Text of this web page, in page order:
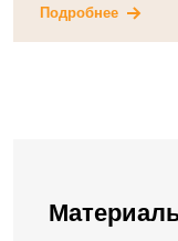
Подробнее